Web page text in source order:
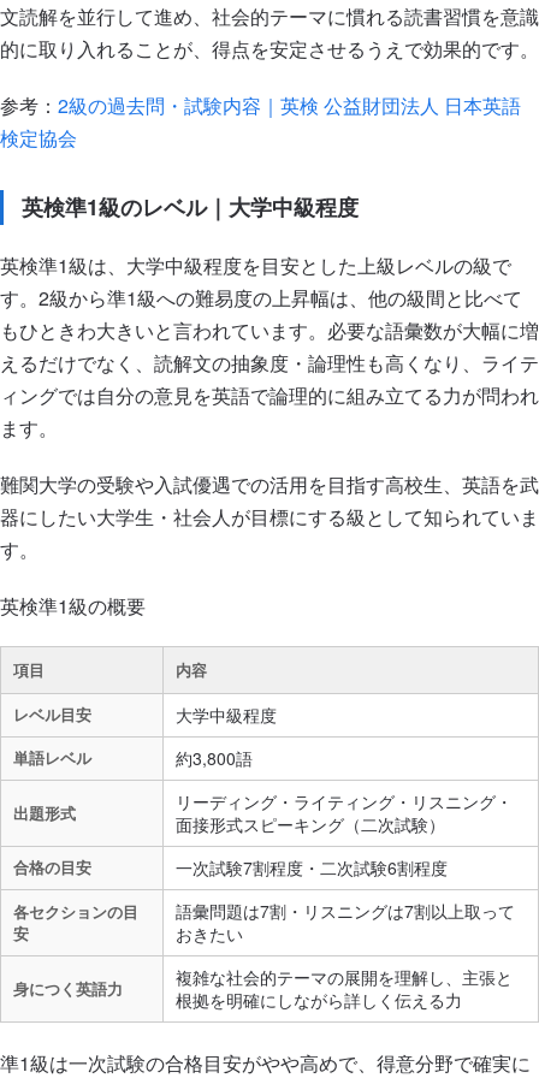
文読解を並行して進め、社会的テーマに慣れる読書習慣を意識
的に取り入れることが、得点を安定させるうえで効果的です。
参考： 2級の過去問・試験内容｜英検 公益財団法人 日本英語
検定協会
英検準1級のレベル｜大学中級程度
英検準1級は、大学中級程度を目安とした上級レベルの級で
す。2級から準1級への難易度の上昇幅は、他の級間と比べて
もひときわ大きいと言われています。必要な語彙数が大幅に増
えるだけでなく、読解文の抽象度・論理性も高くなり、ライテ
ィングでは自分の意見を英語で論理的に組み立てる力が問われ
ます。
難関大学の受験や入試優遇での活用を目指す高校生、英語を武
器にしたい大学生・社会人が目標にする級として知られていま
す。
英検準1級の概要
項目
内容
レベル目安
大学中級程度
単語レベル 約3,800語
出題形式
リーディング・ライティング・リスニング・
面接形式スピーキング（二次試験）
合格の目安 一次試験7割程度・二次試験6割程度
各セクションの目
安
語彙問題は7割・リスニングは7割以上取って
おきたい
身につく英語力
複雑な社会的テーマの展開を理解し、主張と
根拠を明確にしながら詳しく伝える力
準1級は一次試験の合格目安がやや高めで、得意分野で確実に